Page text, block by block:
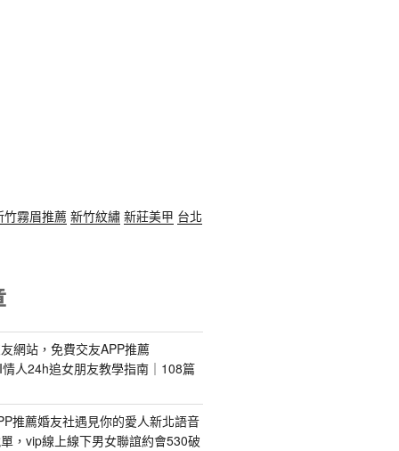
竹霧眉推薦 新竹紋繡 新莊美甲 台北
網站，免費交友APP推薦
人24h追女朋友教學指南｜108篇
推薦婚友社遇見你的愛人新北語音
，vip線上線下男女聯誼約會530破